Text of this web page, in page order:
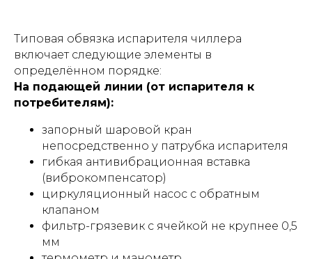
Типовая обвязка испарителя чиллера
включает следующие элементы в
определённом порядке:
На подающей линии (от испарителя к
потребителям):
запорный шаровой кран
непосредственно у патрубка испарителя
гибкая антивибрационная вставка
(виброкомпенсатор)
циркуляционный насос с обратным
клапаном
фильтр-грязевик с ячейкой не крупнее 0,5
мм